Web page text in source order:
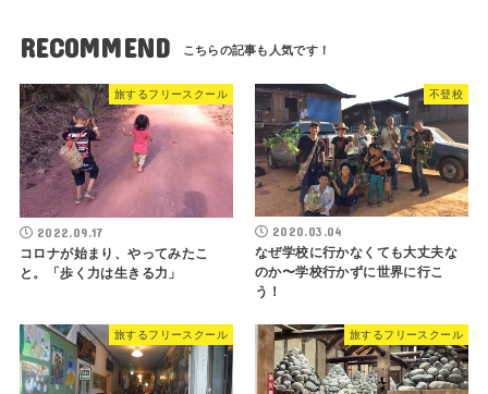
RECOMMEND
旅するフリースクール
2022.09.17
コロナが始まり、やってみたこ
と。「歩く力は生きる力」
不登校
2020.03.04
なぜ学校に行かなくても大丈夫な
のか〜学校行かずに世界に行こ
う！
旅するフリースクール 旅するフリースクール